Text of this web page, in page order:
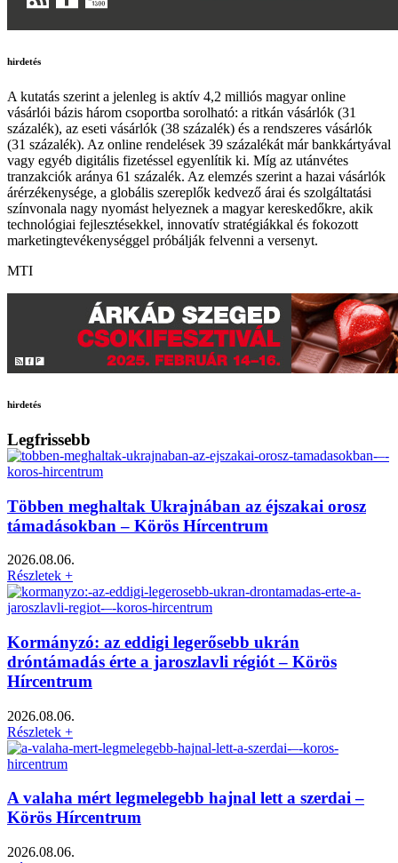
hirdetés
A kutatás szerint a jelenleg is aktív 4,2 milliós magyar online
vásárlói bázis három csoportba sorolható: a ritkán vásárlók (31
százalék), az eseti vásárlók (38 százalék) és a rendszeres vásárlók
(31 százalék). Az online rendelések 39 százalékát már bankkártyával
vagy egyéb digitális fizetéssel egyenlítik ki. Míg az utánvétes
tranzakciók aránya 61 százalék. Az elemzés szerint a hazai vásárlók
árérzékenysége, a globális szereplők kedvező árai és szolgáltatási
színvonala nagy nyomást helyeznek a magyar kereskedőkre, akik
technológiai fejlesztésekkel, innovatív stratégiákkal és fokozott
marketingtevékenységgel próbálják felvenni a versenyt.
MTI
hirdetés
Legfrissebb
Többen meghaltak Ukrajnában az éjszakai orosz
támadásokban – Körös Hírcentrum
2026.08.06.
Részletek +
Kormányzó: az eddigi legerősebb ukrán
dróntámadás érte a jaroszlavli régiót – Körös
Hírcentrum
2026.08.06.
Részletek +
A valaha mért legmelegebb hajnal lett a szerdai –
Körös Hírcentrum
2026.08.06.